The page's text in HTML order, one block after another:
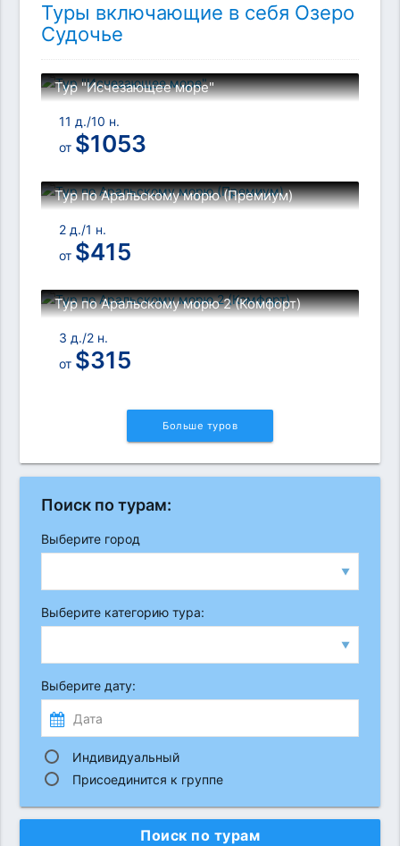
Туры включающие в себя Озеро
Судочье
Тур "Исчезающее море"
11 д./10 н.
от $1053
Тур по Аральскому морю (Премиум)
2 д./1 н.
от $415
Тур по Аральскому морю 2 (Комфорт)
3 д./2 н.
от $315
Больше туров
Поиск по турам:
Выберите город
▼
Выберите категорию тура:
▼
Выберите дату:
Индивидуальный
Присоединится к группе
Поиск по турам